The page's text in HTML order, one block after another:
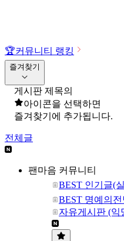
🏆커뮤니티 랭킹
즐겨찾기
게시판 제목의
아이콘을 선택하면
즐겨찾기에 추가됩니다.
전체글
팬마음 커뮤니티
BEST 인기글(
BEST 명예의
자유게시판 (익